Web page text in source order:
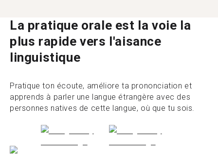
La pratique orale est la voie la
plus rapide vers l'aisance
linguistique
Pratique ton écoute, améliore ta prononciation et
apprends à parler une langue étrangère avec des
personnes natives de cette langue, où que tu sois.